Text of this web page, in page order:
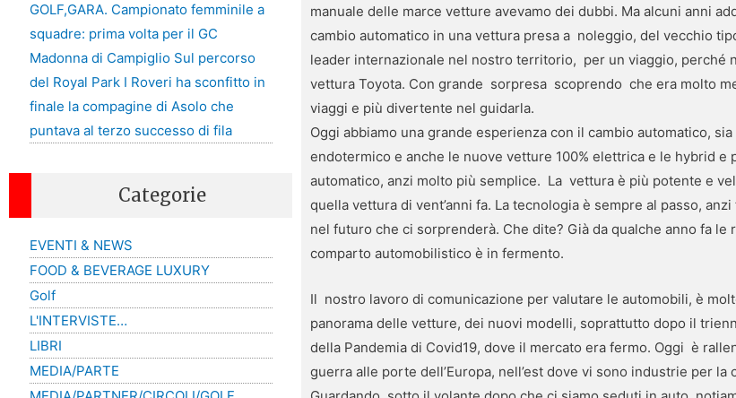
GOLF,GARA. Campionato femminile a
squadre: prima volta per il GC
Madonna di Campiglio Sul percorso
del Royal Park I Roveri ha sconfitto in
finale la compagine di Asolo che
puntava al terzo successo di fila
Categorie
EVENTI & NEWS
FOOD & BEVERAGE LUXURY
Golf
L'INTERVISTE…
LIBRI
MEDIA/PARTE
manuale delle marce vetture avevamo dei dubbi. Ma alcuni anni
cambio automatico in una vettura presa a noleggio, del vecchio
leader internazionale nel nostro territorio, per un viaggio, perché
vettura Toyota. Con grande sorpresa scoprendo che era molto
viaggi e più divertente nel guidarla.
Oggi abbiamo una grande esperienza con il cambio automatico,
endotermico e anche le nuove vetture 100% elettrica e le hybrid e
automatico, anzi molto più semplice. La vettura è più potente e
quella vettura di vent’anni fa. La tecnologia è sempre al passo,
nel futuro che ci sorprenderà. Che dite? Già da qualche anno fa
comparto automobilistico è in fermento.
Il nostro lavoro di comunicazione per valutare le automobili, è
panorama delle vetture, dei nuovi modelli, soprattutto dopo il
della Pandemia di Covid19, dove il mercato era fermo. Oggi è
guerra alle porte dell’Europa, nell’est dove vi sono industrie per